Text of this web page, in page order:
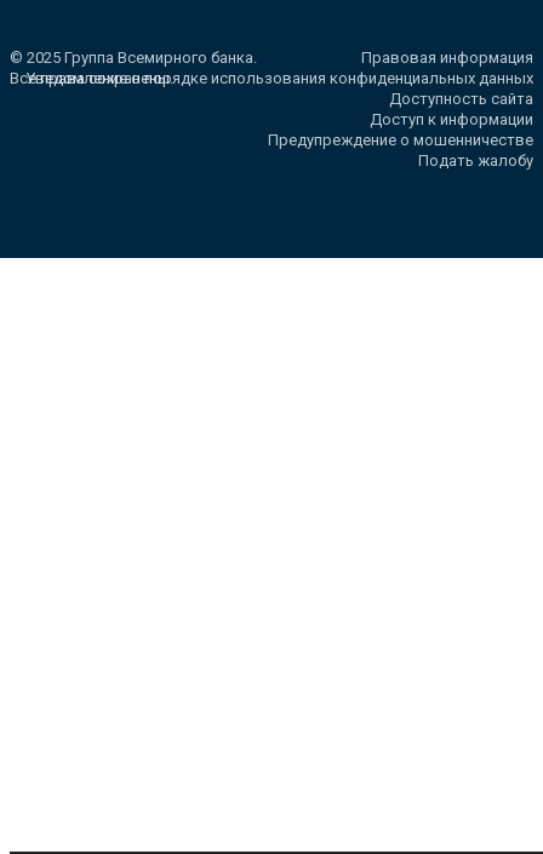
© 2025 Группа Всемирного банка.
Все права сохранены.
Правовая информация
Уведомление о порядке использования конфиденциальных данных
Доступность сайта
Доступ к информации
Предупреждение о мошенничестве
Подать жалобу